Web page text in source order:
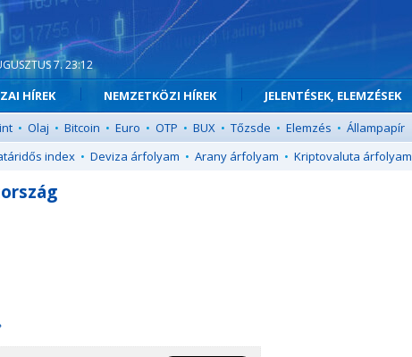
7. 23:12
HÍREK NEMZETKÖZI HÍREK JELENTÉSEK, ELEMZÉSEK
• Olaj • Bitcoin • Euro • OTP • BUX • Tőzsde • Elemzés • Állampapír
index • Deviza árfolyam • Arany árfolyam • Kriptovaluta árfolyam